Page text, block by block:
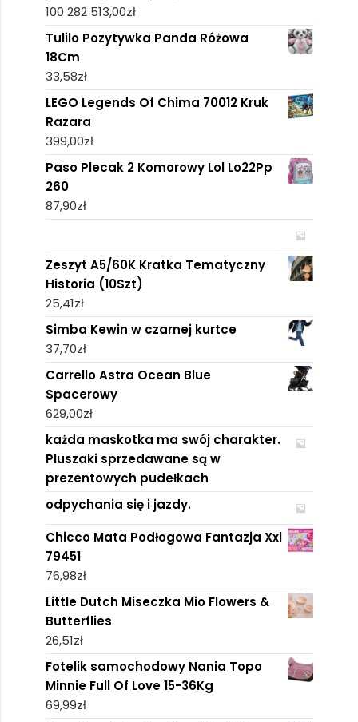
100 282 513,00zł
Tulilo Pozytywka Panda Różowa
18Cm
33,58zł
LEGO Legends Of Chima 70012 Kruk
Razara
399,00zł
Paso Plecak 2 Komorowy Lol Lo22Pp
260
87,90zł
Zeszyt A5/60K Kratka Tematyczny
Historia (10Szt)
25,41zł
Simba Kewin w czarnej kurtce
37,70zł
Carrello Astra Ocean Blue
Spacerowy
629,00zł
każda maskotka ma swój charakter.
Pluszaki sprzedawane są w
prezentowych pudełkach
odpychania się i jazdy.
Chicco Mata Podłogowa Fantazja Xxl
79451
76,98zł
Little Dutch Miseczka Mio Flowers &
Butterflies
26,51zł
Fotelik samochodowy Nania Topo
Minnie Full Of Love 15-36Kg
69,99zł